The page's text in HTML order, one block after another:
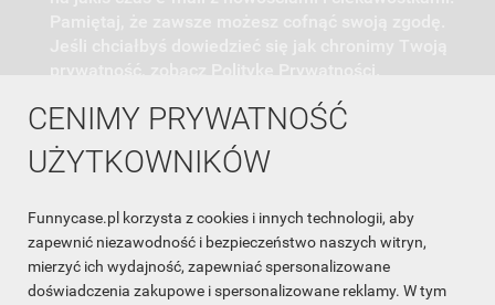
CENIMY PRYWATNOŚĆ
UŻYTKOWNIKÓW
Funnycase.pl korzysta z cookies i innych technologii, aby
zapewnić niezawodność i bezpieczeństwo naszych witryn,
mierzyć ich wydajność, zapewniać spersonalizowane
doświadczenia zakupowe i spersonalizowane reklamy. W tym
INFORMACJA O SKLEPIE
INFORMACJE